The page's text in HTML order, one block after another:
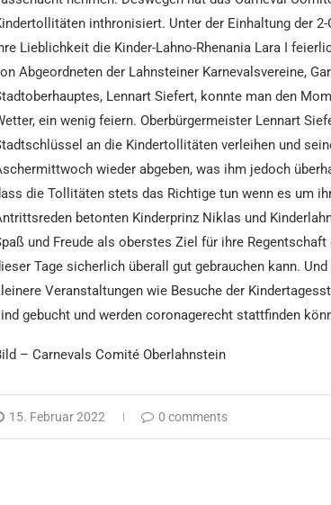
inthronisiert. Unter der Einhaltung der 2-
Lieblichkeit die Kinder-Lahno-Rhenania Lara I
Abgeordneten der Lahnsteiner Karnevalsvereine,
Lennart Siefert, konnte man den
ein wenig feiern. Oberbürgermeister Lennart
an die Kindertollitäten verleihen und
wieder abgeben, was ihm jedoch
die Tollitäten stets das Richtige tun wenn es um
betonten Kinderprinz Niklas und
und Freude als oberstes Ziel für ihre
Tage sicherlich überall gut gebrauchen kann.
Veranstaltungen wie Besuche der
gebucht und werden coronagerecht stattfinden
– Carnevals Comité Oberlahnstein
15. Februar 2022 0 comments